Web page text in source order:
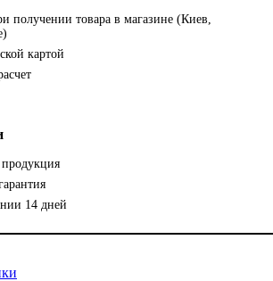
получении товара в магазине (Киев,
картой
14 дней